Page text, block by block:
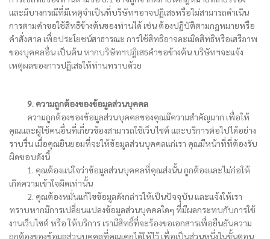
และมีบางกรณีที่มีเหตุจำเป็นที่บริษัทฯอาจปฏิเสธหรือไม่สามารถดำเนิน
การตามคำขอใช้สิทธิข้างต้นของท่านได้ เช่น ต้องปฏิบัติตามกฎหมายหรือ
คำสั่งศาล เพื่อประโยชน์สาธารณะ การใช้สิทธิอาจละเมิดสิทธิหรือเสรีภาพ
ของบุคคลอื่น เป็นต้น หากบริษัทฯปฏิเสธคำขอข้างต้น บริษัทฯจะแจ้ง
เหตุผลของการปฏิเสธให้ท่านทราบด้วย
9. ความถูกต้องของข้อมูลส่วนบุคคล
ความถูกต้องของข้อมูลส่วนบุคคลของคุณมีความสำคัญมาก เพื่อให้
คุณและผู้ใช้คนอื่นที่เกี่ยวข้องสามารถใช้เว็บไซต์ และบริการต่อไปได้อย่าง
ราบรื่น เมื่อคุณยินยอมที่จะให้ข้อมูลส่วนบุคคลแก่เรา คุณมีหน้าที่ที่ต้องรับ
ผิดชอบดังนี้
1. คุณต้องแน่ใจว่าข้อมูลส่วนบุคคลที่คุณส่งนั้น ถูกต้องและไม่ก่อให้
เกิดความเข้าใจผิดเท่านั้น
2. คุณต้องหมั่นแก้ไขข้อมูลดังกล่าวให้เป็นปัจจุบัน และแจ้งให้เรา
ทราบหากมีการเปลี่ยนแปลงข้อมูลส่วนบุคคลใดๆ ที่มีผลกระทบกับการใช้
งานเว็บไซต์ หรือ ให้บริการ เรามีสิทธิ์ที่จะร้องขอเอกสารเพื่อยืนยันความ
ถูกต้องของข้อมูลส่วนบุคคลที่คุณเคยได้ให้ไว้ เพื่อเป็นส่วนหนึ่งในขั้นตอน